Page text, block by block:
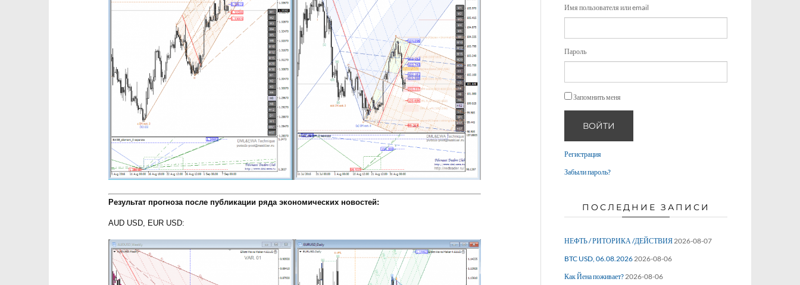
Результат прогноза после публикации ряда экономических новостей:
AUD USD, EUR USD:
Имя пользователя или email
Пароль
Запомнить меня
ВОЙТИ
Регистрация
Забыли пароль?
ПОСЛЕДНИЕ ЗАПИСИ
НЕФТЬ / РИТОРИКА /ДЕЙСТВИЯ2026-08-07
BTC USD, 06.08.20262026-08-06
Как Йена поживает?2026-08-06